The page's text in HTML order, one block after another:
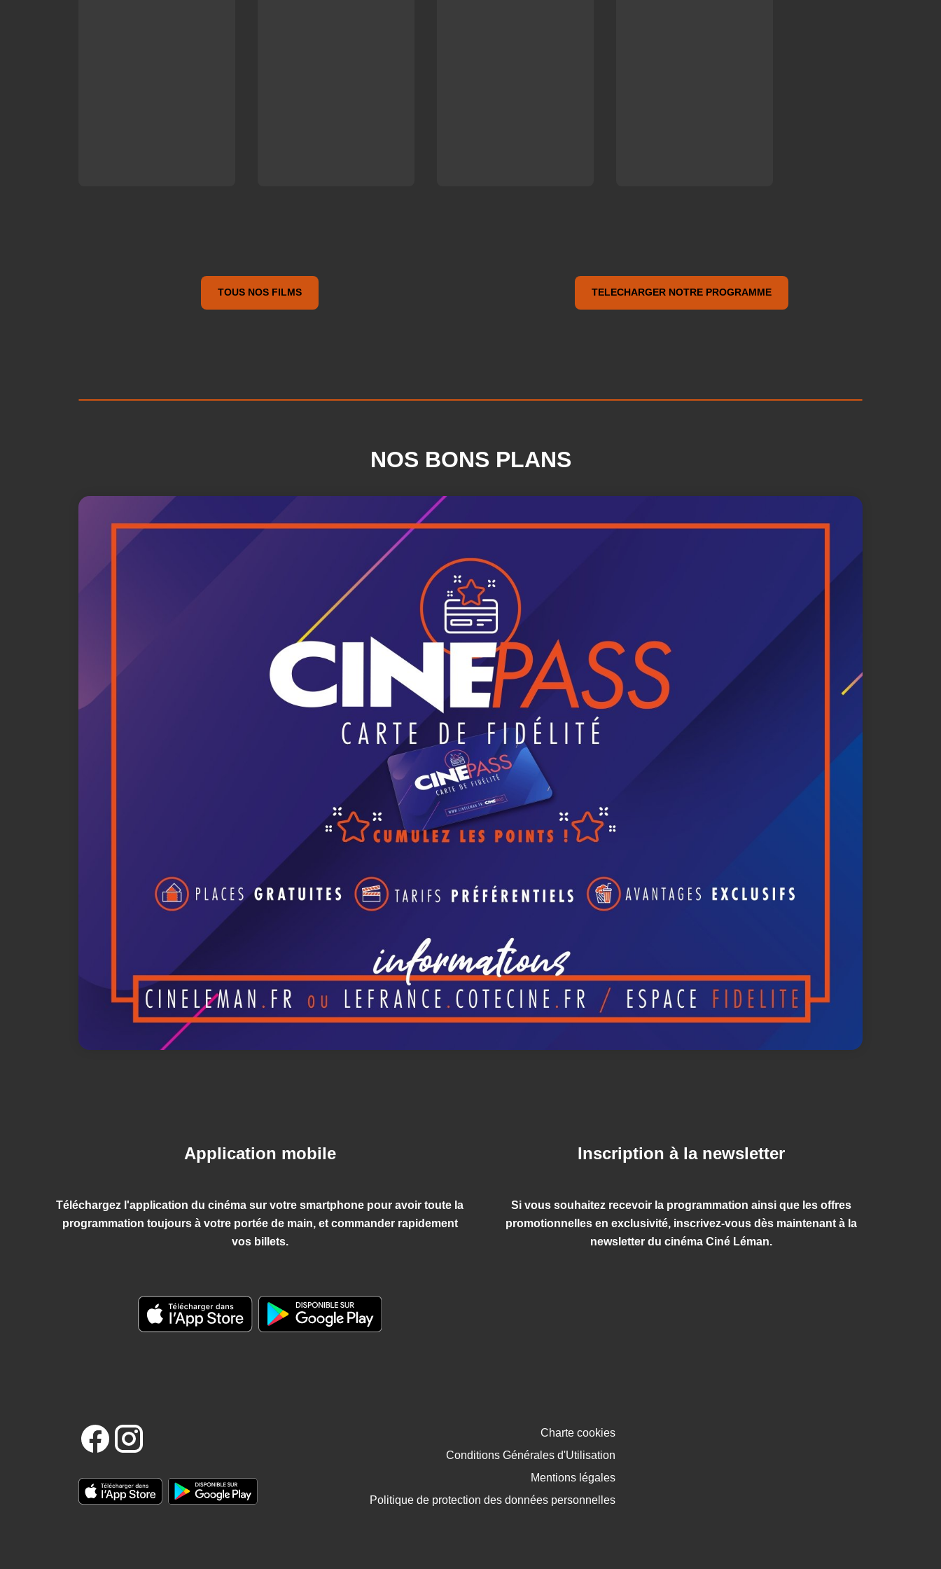
TOUS NOS FILMS TELECHARGER NOTRE PROGRAMME
NOS BONS PLANS
Application mobile
Téléchargez l'application du cinéma sur votre smartphone pour avoir toute la
programmation toujours à votre portée de main, et commander rapidement
vos billets.
Inscription à la newsletter
Si vous souhaitez recevoir la programmation ainsi que les offres
promotionnelles en exclusivité, inscrivez-vous dès maintenant à la
newsletter du cinéma Ciné Léman.
Charte cookies
Conditions Générales d'Utilisation
Mentions légales
Politique de protection des données personnelles